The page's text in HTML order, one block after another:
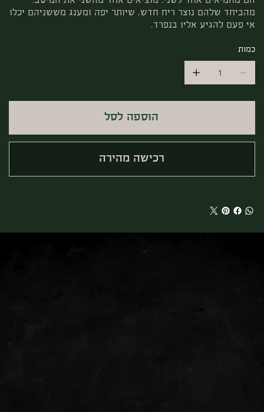
מהביחד שלהם נוצר ריח חדש, שיותר יפה ומענג מששניהם יכלו
אי פעם להגיע אליו בנפרד.
כמות
הוספה לסל
רכישה מהירה